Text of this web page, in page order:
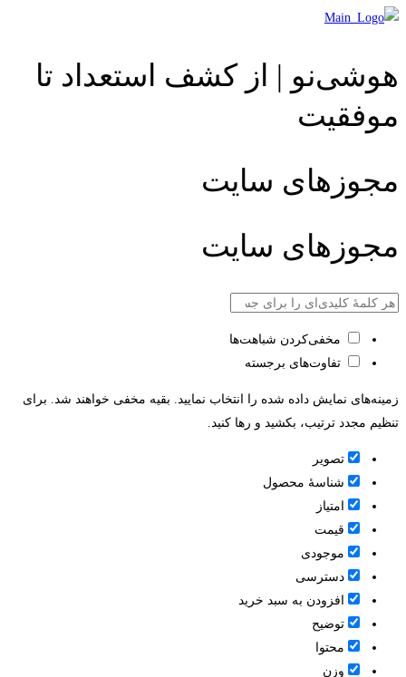
هوشی‌نو | از کشف استعداد تا
موفقیت
مجوزهای سایت
مجوزهای سایت
مخفی‌کردن شباهت‌ها
تفاوت‌های برجسته
زمینه‌های نمایش داده شده را انتخاب نمایید. بقیه مخفی خواهند شد. برای
تنظیم مجدد ترتیب، بکشید و رها کنید.
تصویر
شناسۀ محصول
امتیاز
قيمت
موجودی
دسترسی
افزودن به سبد خرید
توضیح
محتوا
وزن